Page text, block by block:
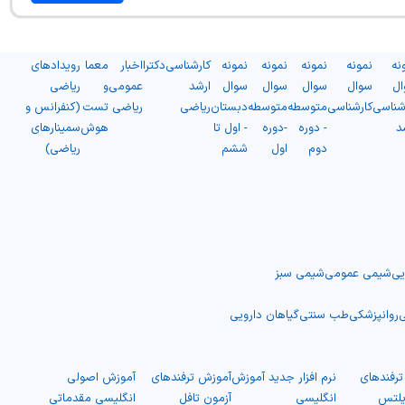
نمونه
سوال
کارشناسی
نمونه
سوال
متوسطه
- دوره
دوم
نمونه
سوال
متوسطه
-دوره
اول
نمونه
سوال
دبستان
- اول تا
ششم
کارشناسی
ارشد
ریاضی
دکترااخبار
عمومی
ریاضی
معما
و
تست
هوش
رویدادهای
ریاضی
(کنفرانس و
سمینارهای
ریاضی)
شیمی عمومیشیمی سبز
روانپزشکیطب سنتیگیاهان دارویی
نرم افزار جدید آموزش
انگلیسی
آموزش ترفندهای
آزمون تافل
آموزش اصولی
انگلیسی مقدماتی